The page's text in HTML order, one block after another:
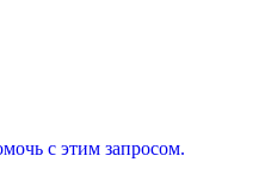
с этим запросом.